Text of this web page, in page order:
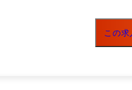
プ、人材の採用・育成等にも関わって頂きます。 ●職階 シニアコンサルタント、マ
この求